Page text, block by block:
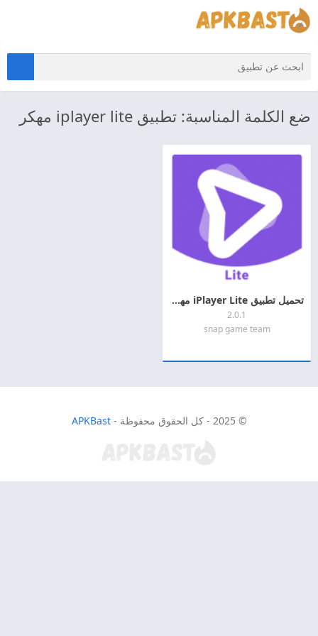
ضع الكلمة المناسبة: تطبيق iplayer lite مهكر
تحميل تطبيق iPlayer Lite مهكر 2026 اخر اصدار APK + MOD للاندرويد
2.0.1
snap game team
© 2025 - كل الحقوق محفوظة - APKBast